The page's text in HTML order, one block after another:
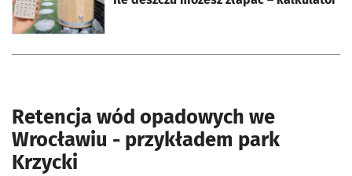
Retencja wód opadowych we
Wrocławiu - przykładem park
Krzycki